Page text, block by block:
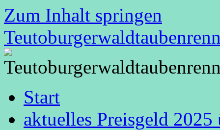
Zum Inhalt springen
Start
aktuelles Preisgeld